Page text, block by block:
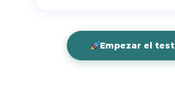
Empezar el test